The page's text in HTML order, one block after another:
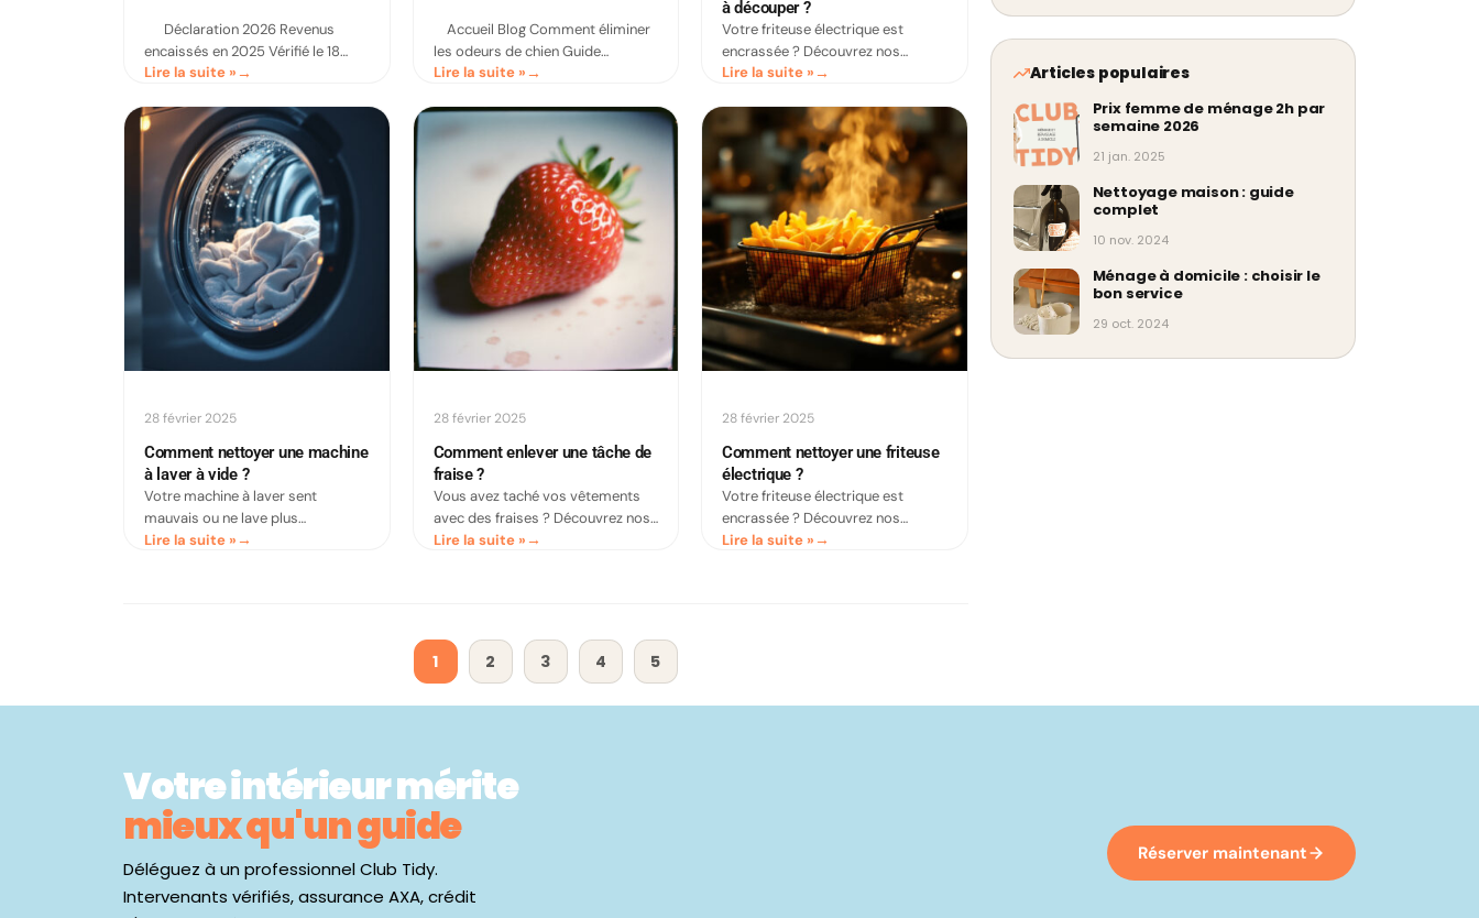
Déclaration 2026 Revenus
encaissés en 2025 Vérifié le 18
avril 2026 Déclaration 2026
domicile. Vous exercez le ménage
à
Lire la suite »
Accueil Blog Comment éliminer
les odeurs de chien Guide
pratiqueMis à jour : mars 20266
l’odeur de chien
Lire la suite »
à découper ?
Votre friteuse électrique est
encrassée ? Découvrez nos
astuces pratiques pour un
produits naturels comme le
vinaigre blanc et le
Lire la suite »
Comment nettoyer une machine
à laver à vide ?
28 février 2025
Votre machine à laver sent
mauvais ou ne lave plus
efficacement ? Découvrez
Lire la suite »
Comment enlever une tâche de
fraise​ ?
28 février 2025
Vous avez taché vos vêtements
avec des fraises ? Découvrez nos
astuces naturelles pour éliminer
Lire la suite »
Comment nettoyer une friteuse
électrique ?
28 février 2025
Votre friteuse électrique est
encrassée ? Découvrez nos
astuces pratiques pour un
Lire la suite »
1 2 3 4 5
Articles populaires
Prix femme de ménage 2h par
semaine 2026
21 jan. 2025
Nettoyage maison : guide
complet
10 nov. 2024
Ménage à domicile : choisir le
bon service
29 oct. 2024
Votre intérieur mérite
mieux qu'un guide
Déléguez à un professionnel Club Tidy.
Intervenants vérifiés, assurance AXA, crédit
Réserver maintenant